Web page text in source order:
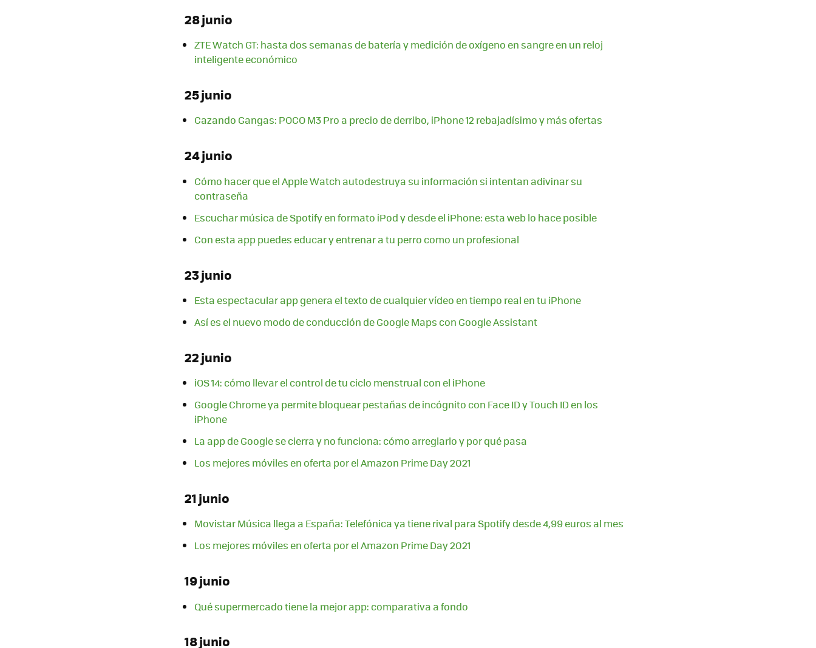
28 junio
ZTE Watch GT: hasta dos semanas de batería y medición de oxígeno en sangre en un reloj
inteligente económico
25 junio
Cazando Gangas: POCO M3 Pro a precio de derribo, iPhone 12 rebajadísimo y más ofertas
24 junio
Cómo hacer que el Apple Watch autodestruya su información si intentan adivinar su
contraseña
Escuchar música de Spotify en formato iPod y desde el iPhone: esta web lo hace posible
Con esta app puedes educar y entrenar a tu perro como un profesional
23 junio
Esta espectacular app genera el texto de cualquier vídeo en tiempo real en tu iPhone
Así es el nuevo modo de conducción de Google Maps con Google Assistant
22 junio
iOS 14: cómo llevar el control de tu ciclo menstrual con el iPhone
Google Chrome ya permite bloquear pestañas de incógnito con Face ID y Touch ID en los
iPhone
La app de Google se cierra y no funciona: cómo arreglarlo y por qué pasa
Los mejores móviles en oferta por el Amazon Prime Day 2021
21 junio
Movistar Música llega a España: Telefónica ya tiene rival para Spotify desde 4,99 euros al mes
Los mejores móviles en oferta por el Amazon Prime Day 2021
19 junio
Qué supermercado tiene la mejor app: comparativa a fondo
18 junio